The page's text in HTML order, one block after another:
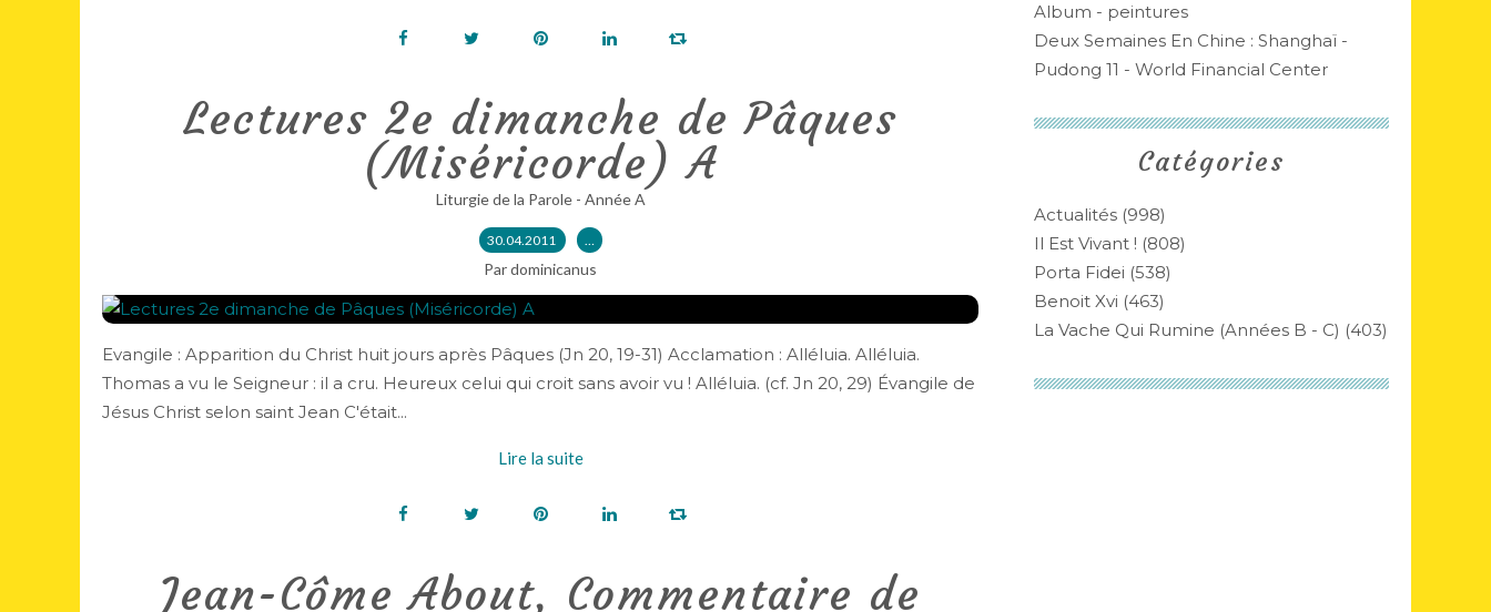
Lectures 2e dimanche de Pâques
(Miséricorde) A
Liturgie de la Parole - Année A
30.04.2011 …
Par dominicanus
Evangile : Apparition du Christ huit jours après Pâques (Jn 20, 19-31) Acclamation : Alléluia. Alléluia.
Thomas a vu le Seigneur : il a cru. Heureux celui qui croit sans avoir vu ! Alléluia. (cf. Jn 20, 29) Évangile de
Jésus Christ selon saint Jean C'était...
Lire la suite
Jean-Côme About, Commentaire de
Catégories
Actualités (998)
Il Est Vivant ! (808)
Porta Fidei (538)
Benoit Xvi (463)
La Vache Qui Rumine (années B - C) (403)
Album - peintures
Deux Semaines En Chine : Shanghaï -
Pudong 11 - World Financial Center